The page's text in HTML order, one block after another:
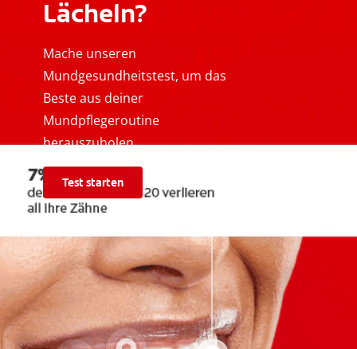
Lächeln?
Mache unseren
Mundgesundheitstest, um das
Beste aus deiner
Mundpflegeroutine
herauszuholen.
Test starten